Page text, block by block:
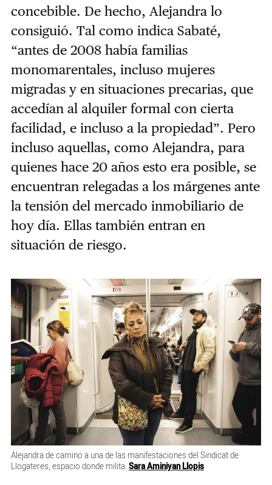
concebible. De hecho, Alejandra lo
consiguió. Tal como indica Sabaté,
“antes de 2008 había familias
monomarentales, incluso mujeres
migradas y en situaciones precarias, que
accedían al alquiler formal con cierta
facilidad, e incluso a la propiedad”. Pero
incluso aquellas, como Alejandra, para
quienes hace 20 años esto era posible, se
encuentran relegadas a los márgenes ante
la tensión del mercado inmobiliario de
hoy día. Ellas también entran en
situación de riesgo.
Alejandra de camino a una de las manifestaciones del Sindicat de
Llogateres, espacio donde milita. Sara Aminiyan Llopis